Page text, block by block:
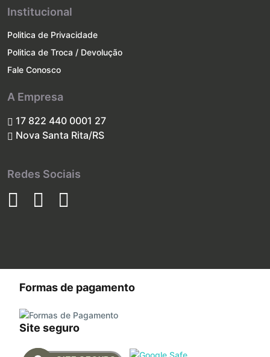
Institucional
Politica de Privacidade
Politica de Troca / Devolução
Fale Conosco
A Empresa
17 822 440 0001 27
Nova Santa Rita/RS
Redes Sociais
Formas de pagamento
Site seguro